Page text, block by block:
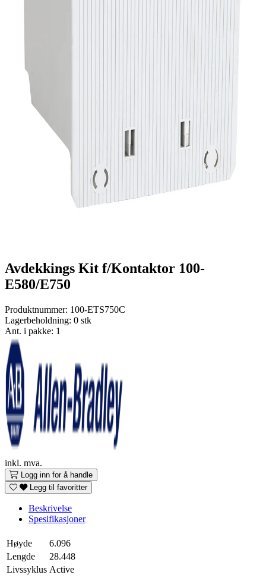
Avdekkings Kit f/Kontaktor 100-
E580/E750
Produktnummer: 100-ETS750C
Lagerbeholdning: 0 stk
Ant. i pakke: 1
inkl. mva.
Logg inn for å handle
Legg til favoritter
Beskrivelse
Spesifikasjoner
Høyde
6.096
Lengde
28.448
Livssyklus Active